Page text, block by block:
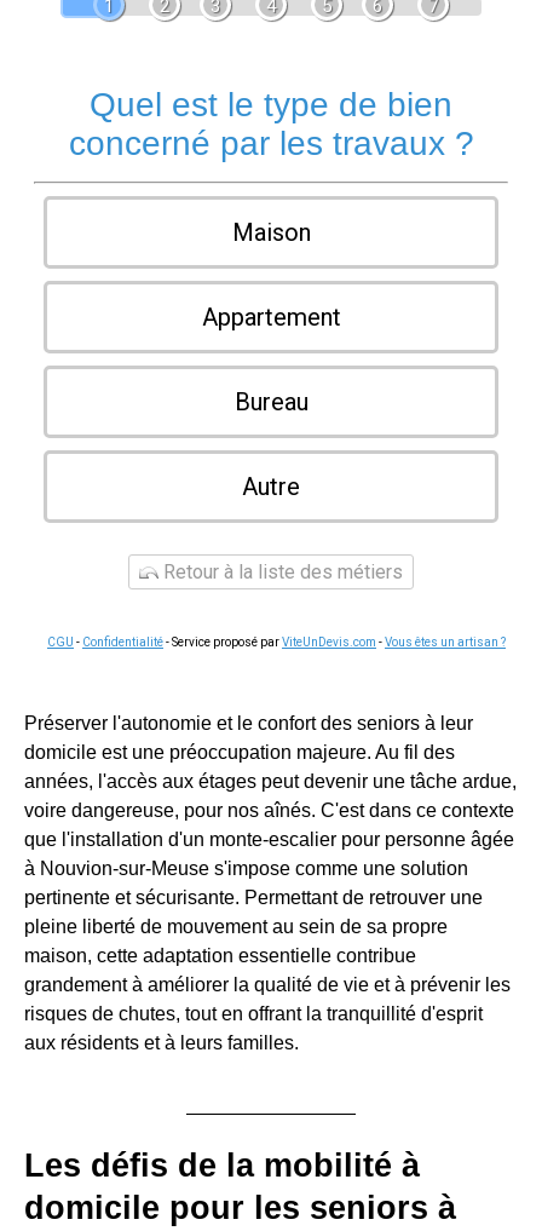
1 2 3 4 5 6 7
Quel est le type de bien
concerné par les travaux ?
Maison
Appartement
Bureau
Autre
Retour à la liste des métiers
CGU - Confidentialité- Service proposé parViteUnDevis.com -Vous êtes un artisan ?
Préserver l'autonomie et le confort des seniors à leur
domicile est une préoccupation majeure. Au fil des
années, l'accès aux étages peut devenir une tâche ardue,
voire dangereuse, pour nos aînés. C'est dans ce contexte
que l'installation d'un monte-escalier pour personne âgée
à Nouvion-sur-Meuse s'impose comme une solution
pertinente et sécurisante. Permettant de retrouver une
pleine liberté de mouvement au sein de sa propre
maison, cette adaptation essentielle contribue
grandement à améliorer la qualité de vie et à prévenir les
risques de chutes, tout en offrant la tranquillité d'esprit
aux résidents et à leurs familles.
Les défis de la mobilité à
domicile pour les seniors à